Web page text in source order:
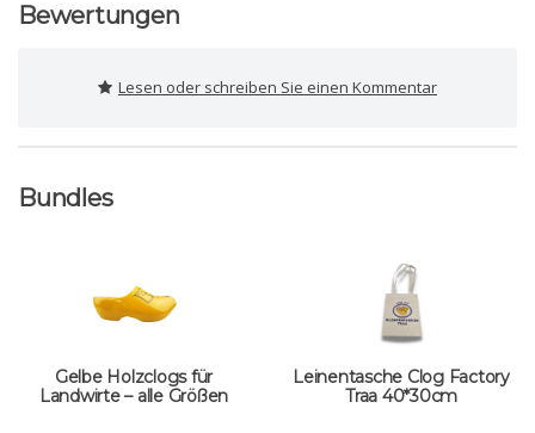
Bewertungen
Lesen oder schreiben Sie einen Kommentar
Bundles
Gelbe Holzclogs für
Landwirte – alle Größen
Leinentasche Clog Factory
Traa 40*30cm